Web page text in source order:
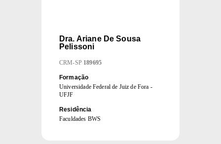
Dra. Ariane De Sousa
Pelissoni
CRM-SP 189695
Formação
Universidade Federal de Juiz de Fora -
UFJF
Residência
Faculdades BWS